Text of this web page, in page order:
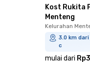
Kost Rukita
Menteng
Kelurahan
3.0 km
c
mulai dari